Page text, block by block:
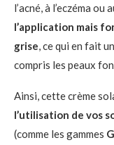
l’acné, à l’eczéma
l’application mais
grise, ce qui en fait
compris les peaux
Ainsi, cette crème
l’utilisation de vos
(comme les gammes